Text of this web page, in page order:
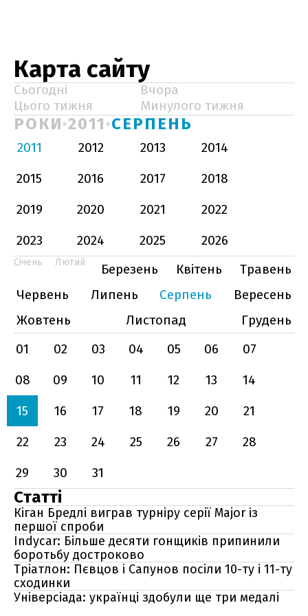
Карта сайту
Сьогодні
Вчора
Цього тижня
Минулого тижня
РОКИ 2011 СЕРПЕНЬ
2011 2012 2013
2014
2015
2016 2017
2018
2019
2020 2021
2022
2023
2024 2025 2026
Січень Лютий Березень Квітень
Травень
Червень
Липень Серпень
Вересень
Жовтень
Листопад
Грудень
01
02 03 04 05 06
07
08
09 10 11 12 13
14
15
16 17 18 19 20
21
22
23 24 25 26 27
28
29
30 31
Статті
Кіган Бредлі виграв турніру серії Мajor із
першої спроби
Indycar: Більше десяти гонщиків припинили
боротьбу достроково
Тріатлон: Пєвцов і Сапунов посіли 10-ту і 11-ту
сходинки
Універсіада: українці здобули ще три медалі